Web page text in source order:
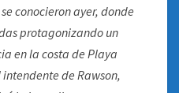
conocieron ayer, donde
protagonizando un
en la costa de Playa
de Rawson,